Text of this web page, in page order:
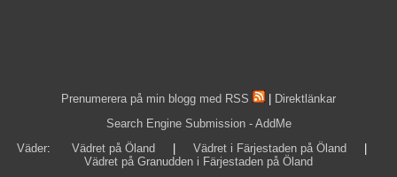
Prenumerera på min blogg med RSS
Direktlänkar
Search Engine Submission - AddMe
Väder: Vädret på Öland Vädret i Färjestaden på Öland
Vädret på Granudden i Färjestaden på Öland